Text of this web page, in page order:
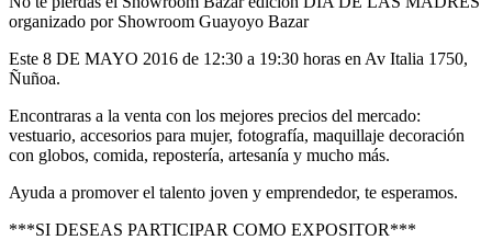
organizado por Showroom Guayoyo Bazar
Este 8 DE MAYO 2016 de 12:30 a 19:30 horas en Av Italia 1750,
Ñuñoa.
Encontraras a la venta con los mejores precios del mercado:
vestuario, accesorios para mujer, fotografía, maquillaje decoración
con globos, comida, repostería, artesanía y mucho más.
Ayuda a promover el talento joven y emprendedor, te esperamos.
***SI DESEAS PARTICIPAR COMO EXPOSITOR***